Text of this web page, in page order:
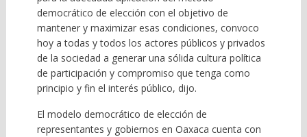
democrático de elección con el objetivo de
mantener y maximizar esas condiciones, convoco
hoy a todas y todos los actores públicos y privados
de la sociedad a generar una sólida cultura política
de participación y compromiso que tenga como
principio y fin el interés público, dijo.
El modelo democrático de elección de
representantes y gobiernos en Oaxaca cuenta con